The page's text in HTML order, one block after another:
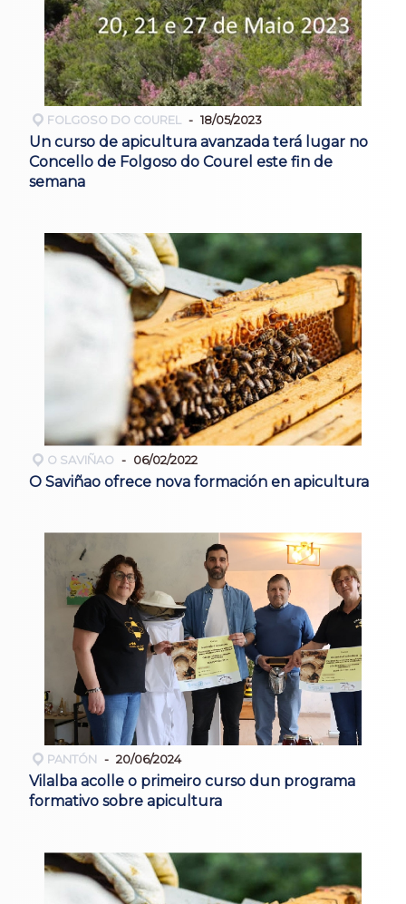
FOLGOSO DO COUREL 18/05/2023
Un curso de apicultura avanzada terá lugar no
Concello de Folgoso do Courel este fin de
semana
O SAVIÑAO 06/02/2022
O Saviñao ofrece nova formación en apicultura
PANTÓN 20/06/2024
Vilalba acolle o primeiro curso dun programa
formativo sobre apicultura